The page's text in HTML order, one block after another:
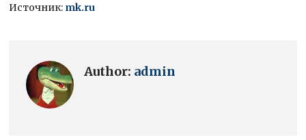
Источник: mk.ru
Author: admin